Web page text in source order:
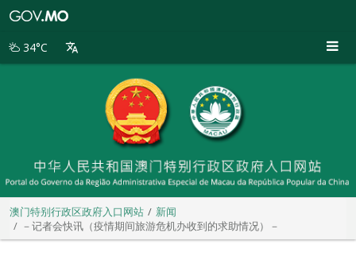
别
34°C
澳门特别行政区政府入口网站
新闻
－记者会快讯（疫情期间旅游危机办收到的求助情况）－